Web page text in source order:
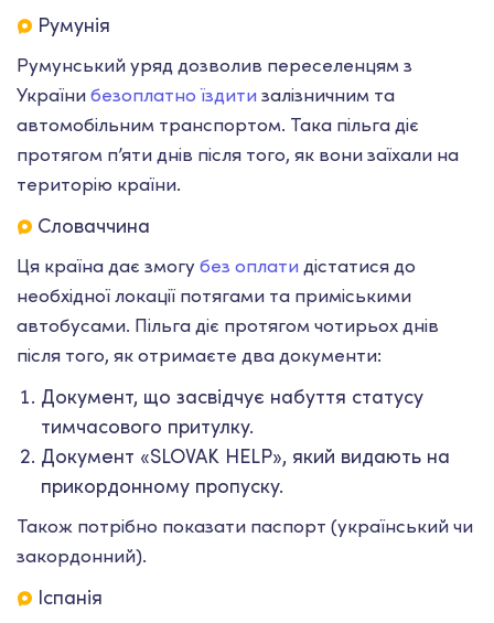
Румунія
Румунський уряд дозволив переселенцям з
Українибезоплатно їздитизалізничним та
автомобільним транспортом. Така пільга діє
протягом п’яти днів після того, як вони заїхали на
територію країни.
Словаччина
Ця країна дає змогубез оплатидістатися до
необхідної локації потягами та приміськими
автобусами. Пільга діє протягом чотирьох днів
після того, як отримаєте два документи:
Документ, що засвідчує набуття статусу
тимчасового притулку.
Документ «SLOVAK HELP», який видають на
прикордонному пропуску.
Також потрібно показати паспорт (український чи
закордонний).
Іспанія